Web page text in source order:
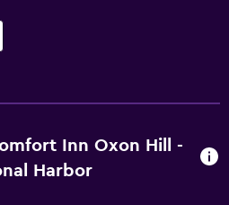
instalaciones
Inn Oxon Hill -
Harbor